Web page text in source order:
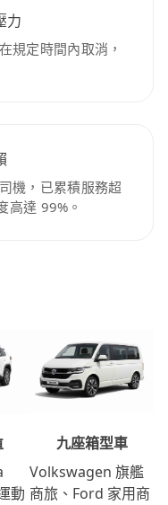
力
規定時間內取消，
機，已累積服務超
高達 99%。
動
九座箱型車
Volkswagen 旗艦
商旅、Ford 家用商